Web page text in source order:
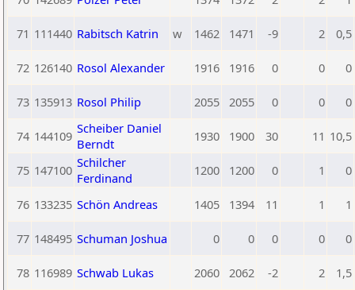
71 111440 Rabitsch Katrin w 1462 1471 -9 2 0,5
72 126140 Rosol Alexander 1916 1916 0 0 0
73 135913 Rosol Philip 2055 2055 0 0 0
74 144109 Scheiber Daniel
Berndt
1930 1900 30 11 10,5
75 147100 Schilcher
Ferdinand
1200 1200 0 1 0
76 133235 Schön Andreas 1405 1394 11 1 1
77 148495 Schuman Joshua 0 0 0 0 0
78 116989 Schwab Lukas 2060 2062 -2 2 1,5